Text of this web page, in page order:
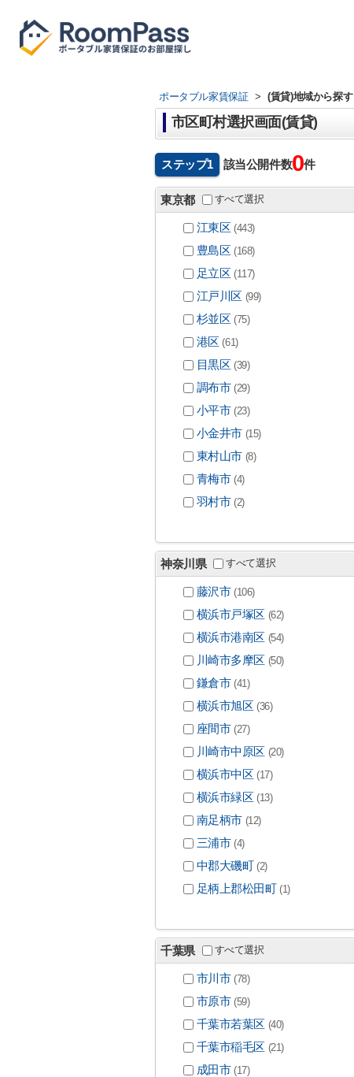
ポータブル家賃保証 > (賃貸)地域から探す
市区町村選択画面(賃貸)
ステップ1 該当公開件数0件
東京都 すべて選択
江東区 (443)
豊島区 (168)
足立区 (117)
江戸川区 (99)
杉並区 (75)
港区 (61)
目黒区 (39)
調布市 (29)
小平市 (23)
小金井市 (15)
東村山市 (8)
青梅市 (4)
羽村市 (2)
神奈川県 すべて選択
藤沢市 (106)
横浜市戸塚区 (62)
横浜市港南区 (54)
川崎市多摩区 (50)
鎌倉市 (41)
横浜市旭区 (36)
座間市 (27)
川崎市中原区 (20)
横浜市中区 (17)
横浜市緑区 (13)
南足柄市 (12)
三浦市 (4)
中郡大磯町 (2)
足柄上郡松田町 (1)
千葉県 すべて選択
市川市 (78)
市原市 (59)
千葉市若葉区 (40)
千葉市稲毛区 (21)
成田市 (17)